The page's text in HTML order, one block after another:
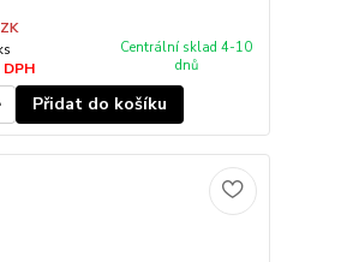
Centrální sklad 4-10
dnů
Přidat do košíku